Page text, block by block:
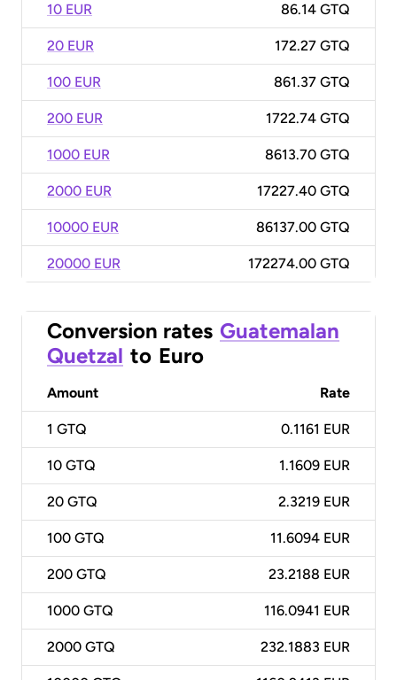
10 EUR 86.14 GTQ
20 EUR 172.27 GTQ
100 EUR 861.37 GTQ
200 EUR 1722.74 GTQ
1000 EUR 8613.70 GTQ
2000 EUR 17227.40 GTQ
10000 EUR 86137.00 GTQ
20000 EUR 172274.00 GTQ
Conversion rates Guatemalan
Quetzal to Euro
Amount Rate
1 GTQ 0.1161 EUR
10 GTQ 1.1609 EUR
20 GTQ 2.3219 EUR
100 GTQ 11.6094 EUR
200 GTQ 23.2188 EUR
1000 GTQ 116.0941 EUR
2000 GTQ 232.1883 EUR